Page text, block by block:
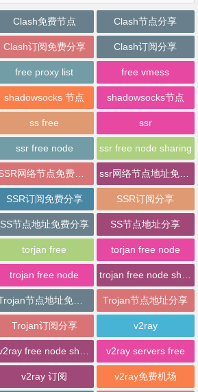
Clash免费节点 Clash节点分享
Clash订阅免费分享 Clash订阅分享
free proxy list free vmess
shadowsocks 节点 shadowsocks节点
ss free ssr
ssr free node ssr free node sharing
SSR订阅免费分享 SSR订阅分享
SS节点地址免费分享 SS节点地址分享
torjan free torjan free node
trojan free node
Trojan节点地址分享
Trojan订阅分享 v2ray
v2ray servers free
v2ray 订阅 v2ray免费机场